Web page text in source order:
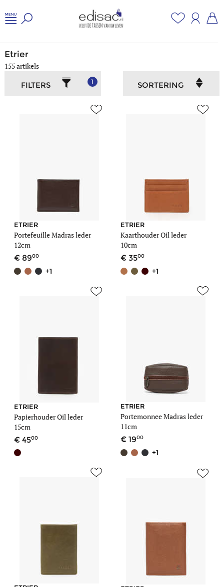
Etrier
155 artikels
FILTERS
1 SORTERING
ETRIER
Portefeuille Madras leder
12cm
8900
+1
ETRIER
Kaarthouder Oil leder
10cm
3500
+1
ETRIER
Papierhouder Oil leder
15cm
4500
ETRIER
Portemonnee Madras leder
11cm
1900
+1